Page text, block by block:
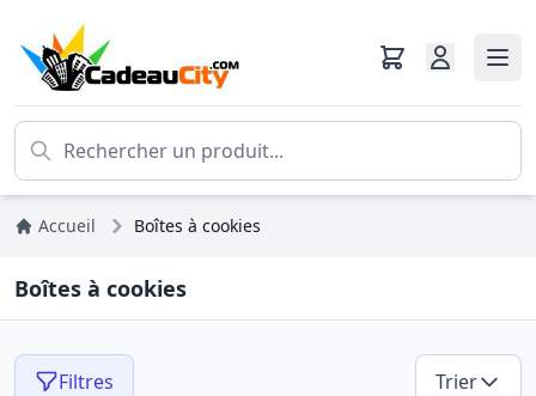
Accueil Boîtes à cookies
Boîtes à cookies
Filtres Trier